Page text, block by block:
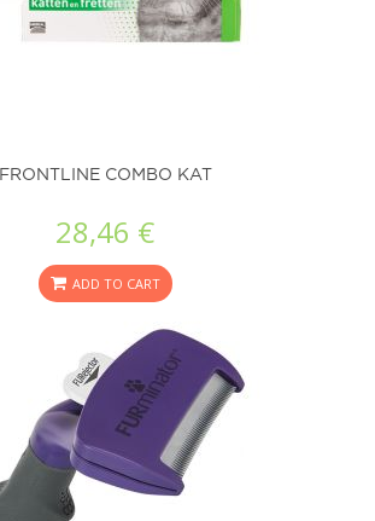
FRONTLINE COMBO KAT
28,46 €
ADD TO CART